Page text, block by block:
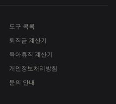
도구 목록
퇴직금 계산기
육아휴직 계산기
개인정보처리방침
문의 안내